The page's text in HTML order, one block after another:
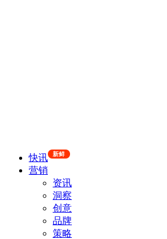
快讯 新鲜
营销
资讯
洞察
创意
品牌
策略